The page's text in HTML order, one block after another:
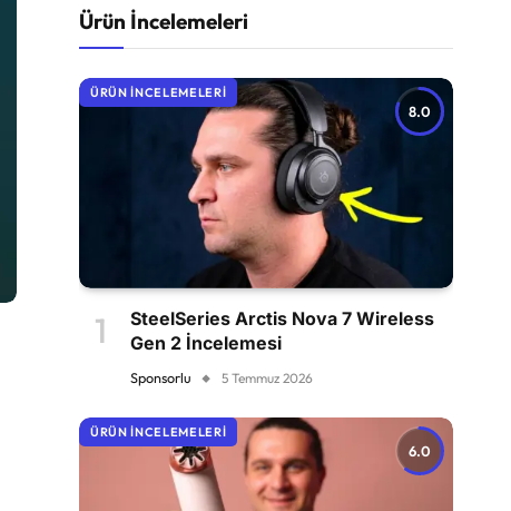
Ürün İncelemeleri
8.0
ÜRÜN İNCELEMELERI
SteelSeries Arctis Nova 7 Wireless
Gen 2 İncelemesi
Sponsorlu 5 Temmuz 2026
6.0
ÜRÜN İNCELEMELERI